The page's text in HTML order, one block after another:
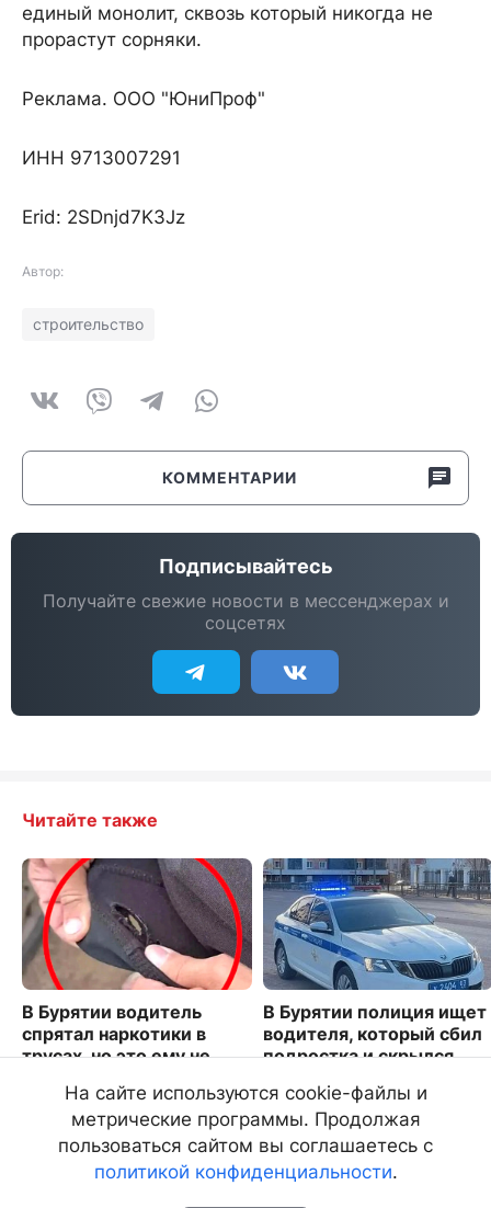
единый монолит, сквозь который никогда не
прорастут сорняки.
Реклама. ООО "ЮниПроф"
ИНН 9713007291
Erid: 2SDnjd7K3Jz
Автор:
строительство
КОММЕНТАРИИ
Подписывайтесь
Получайте свежие новости в мессенджерах и
соцсетях
Читайте также
В Бурятии водитель
спрятал наркотики в
трусах, но это ему не
В Бурятии полиция ищет
водителя, который сбил
подростка и скрылся
2313
На сайте используются cookie-файлы и
метрические программы. Продолжая
пользоваться сайтом вы соглашаетесь с
политикой конфиденциальности.